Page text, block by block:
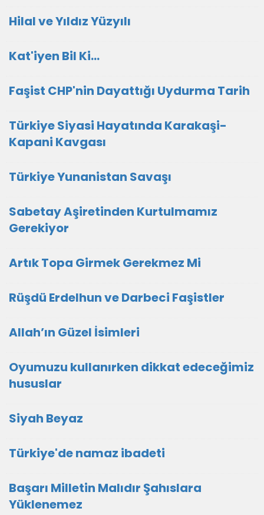
Hilal ve Yıldız Yüzyılı
Kat'iyen Bil Ki…
Faşist CHP'nin Dayattığı Uydurma Tarih
Türkiye Siyasi Hayatında Karakaşi-
Kapani Kavgası
Türkiye Yunanistan Savaşı
Sabetay Aşiretinden Kurtulmamız
Gerekiyor
Artık Topa Girmek Gerekmez Mi
Rüşdü Erdelhun ve Darbeci Faşistler
Allah’ın Güzel İsimleri
Oyumuzu kullanırken dikkat edeceğimiz
hususlar
Siyah Beyaz
Türkiye'de namaz ibadeti
Başarı Milletin Malıdır Şahıslara
Yüklenemez